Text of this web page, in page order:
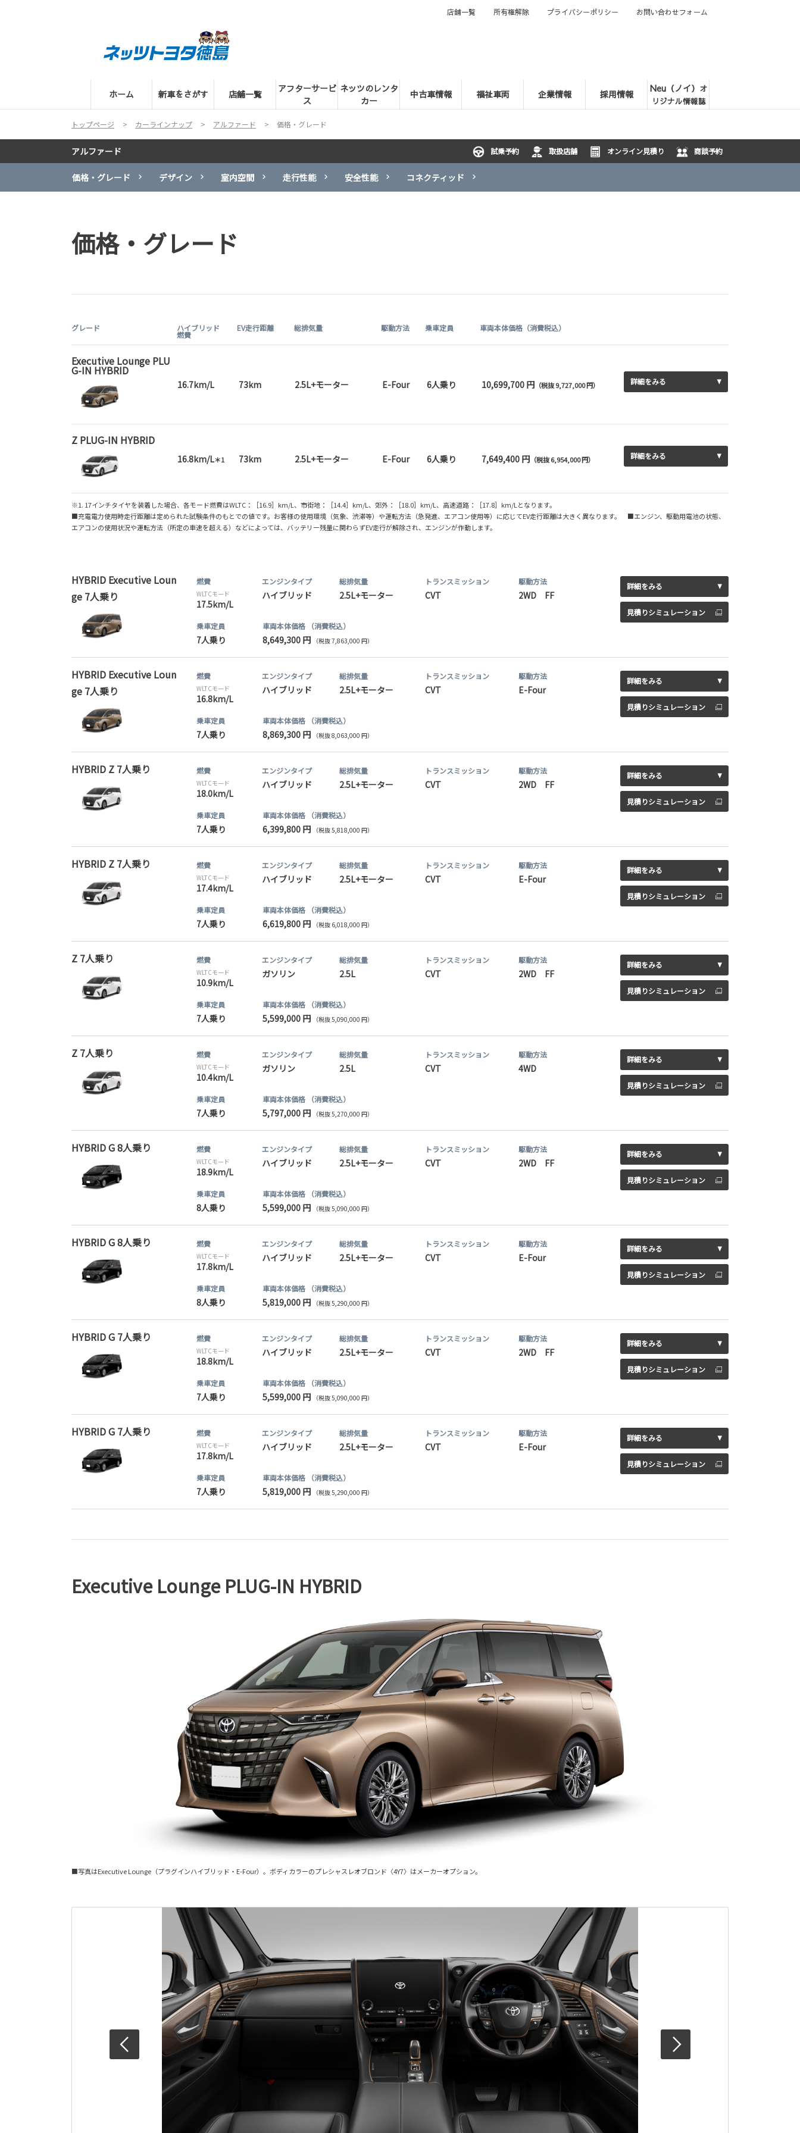
ホーム 新車をさがす 店舗一覧
アフターサービ
ス
ネッツのレンタ
カー
中古車情報 福祉車両 企業情報 採用情報 Neu（ノイ） オ
リジナル情報誌
店舗一覧 所有権解除 プライバシーポリシー お問い合わせフォーム
トップページ カーラインナップ アルファード 価格・グレード
アルファード 試乗予約 取扱店舗 オンライン見積り 商談予約
価格・グレード デザイン 室内空間 走行性能 安全性能 コネクティッド
価格・グレード
グレード ハイブリッド
燃費
EV走行距離 総排気量 駆動方法 乗車定員 車両本体価格（消費税込）
Executive Lounge PLU
G-IN HYBRID
16.7km/L 73km 2.5L+モーター E-Four 6人乗り 10,699,700 円 （税抜 9,727,000 円） 詳細をみる
Z PLUG-IN HYBRID
16.8km/L＊1 73km 2.5L+モーター E-Four 6人乗り 7,649,400 円（税抜 6,954,000 円） 詳細をみる
※1. 17インチタイヤを装着した場合、各モード燃費はWLTC：［16.9］km/L、市街地：［14.4］km/L、郊外：［18.0］km/L、高速道路：［17.8］km/Lとなります。
■充電電力使用時走行距離は定められた試験条件のもとでの値です。お客様の使用環境（気象、渋滞等）や運転方法（急発進、エアコン使用等）に応じてEV走行距離は大きく異なります。 ■エンジン、駆動用電池の状態、
エアコンの使用状況や運転方法（所定の車速を超える）などによっては、バッテリー残量に関わらずEV走行が解除され、エンジンが作動します。
HYBRID Executive Loun
ge 7人乗り
燃費
WLTCモード
17.5km/L
エンジンタイプ
ハイブリッド
総排気量
2.5L+モーター
トランスミッション
CVT
駆動方法
2WD FF
乗車定員
7人乗り
車両本体価格 （消費税込）
8,649,300 円 （税抜 7,863,000 円）
詳細をみる
見積りシミュレーション
HYBRID Executive Loun
ge 7人乗り
燃費
WLTCモード
16.8km/L
エンジンタイプ
ハイブリッド
総排気量
2.5L+モーター
トランスミッション
CVT
駆動方法
E-Four
乗車定員
7人乗り
車両本体価格 （消費税込）
8,869,300 円 （税抜 8,063,000 円）
詳細をみる
見積りシミュレーション
HYBRID Z 7人乗り 燃費
WLTCモード
18.0km/L
エンジンタイプ
ハイブリッド
総排気量
2.5L+モーター
トランスミッション
CVT
駆動方法
2WD FF
乗車定員
7人乗り
車両本体価格 （消費税込）
6,399,800 円 （税抜 5,818,000 円）
詳細をみる
見積りシミュレーション
HYBRID Z 7人乗り 燃費
WLTCモード
17.4km/L
エンジンタイプ
ハイブリッド
総排気量
2.5L+モーター
トランスミッション
CVT
駆動方法
E-Four
乗車定員
7人乗り
車両本体価格 （消費税込）
6,619,800 円 （税抜 6,018,000 円）
詳細をみる
見積りシミュレーション
Z 7人乗り 燃費
WLTCモード
10.9km/L
エンジンタイプ
ガソリン
総排気量
2.5L
トランスミッション
CVT
駆動方法
2WD FF
乗車定員
7人乗り
車両本体価格 （消費税込）
5,599,000 円 （税抜 5,090,000 円）
詳細をみる
見積りシミュレーション
Z 7人乗り 燃費
WLTCモード
10.4km/L
エンジンタイプ
ガソリン
総排気量
2.5L
トランスミッション
CVT
駆動方法
4WD
乗車定員
7人乗り
車両本体価格 （消費税込）
5,797,000 円 （税抜 5,270,000 円）
詳細をみる
見積りシミュレーション
HYBRID G 8人乗り 燃費
WLTCモード
18.9km/L
エンジンタイプ
ハイブリッド
総排気量
2.5L+モーター
トランスミッション
CVT
駆動方法
2WD FF
乗車定員
8人乗り
車両本体価格 （消費税込）
5,599,000 円 （税抜 5,090,000 円）
詳細をみる
見積りシミュレーション
HYBRID G 8人乗り 燃費
WLTCモード
17.8km/L
エンジンタイプ
ハイブリッド
総排気量
2.5L+モーター
トランスミッション
CVT
駆動方法
E-Four
乗車定員
8人乗り
車両本体価格 （消費税込）
5,819,000 円 （税抜 5,290,000 円）
詳細をみる
見積りシミュレーション
HYBRID G 7人乗り 燃費
WLTCモード
18.8km/L
エンジンタイプ
ハイブリッド
総排気量
2.5L+モーター
トランスミッション
CVT
駆動方法
2WD FF
乗車定員
7人乗り
車両本体価格 （消費税込）
5,599,000 円 （税抜 5,090,000 円）
詳細をみる
見積りシミュレーション
HYBRID G 7人乗り 燃費
WLTCモード
17.8km/L
エンジンタイプ
ハイブリッド
総排気量
2.5L+モーター
トランスミッション
CVT
駆動方法
E-Four
乗車定員
7人乗り
車両本体価格 （消費税込）
5,819,000 円 （税抜 5,290,000 円）
詳細をみる
見積りシミュレーション
Executive Lounge PLUG-IN HYBRID
■写真はExecutive Lounge（プラグインハイブリッド・E-Four）。ボディカラーのプレシャスレオブロンド〈4Y7〉はメーカーオプション。